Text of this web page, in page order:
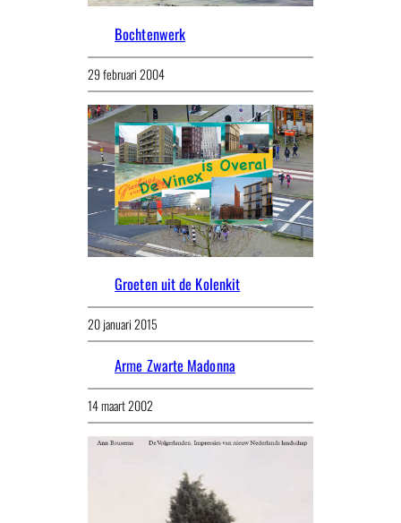
Bochtenwerk
29 februari 2004
Groeten uit de Kolenkit
20 januari 2015
Arme Zwarte Madonna
14 maart 2002